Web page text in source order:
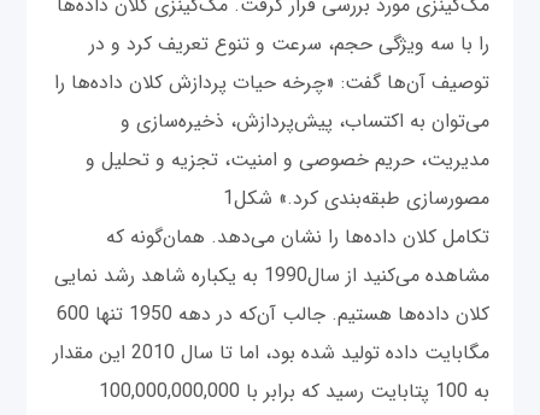
را با سه ویژگی حجم، سرعت و تنوع تعریف کرد و در
توصیف آن‌ها گفت: «چرخه حیات پردازش کلان داده‌ها را
می‌توان به اکتساب، پیش‌پردازش، ذخیره‌سازی و
مدیریت، حریم خصوصی و امنیت، تجزیه و تحلیل و
مصور‌سازی طبقه‌بندی کرد.» شکل1
تکامل کلان داده‌ها را نشان می‌دهد. همان‌گونه که
مشاهده می‌کنید از سال1990 به یکباره شاهد رشد نمایی
کلان‌ داده‌ها هستیم. جالب آن‌که در دهه 1950 تنها 600
مگابایت داده تولید شده بود، اما تا سال 2010 این مقدار
به 100 پتابایت رسید که برابر با 100,000,000,000